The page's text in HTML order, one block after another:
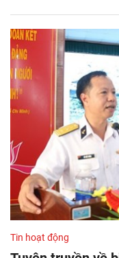
Tin hoạt động